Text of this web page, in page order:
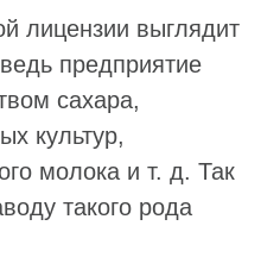
лицензии выглядит
предприятие
сахара,
культур,
молока и т. д. Так
такого рода